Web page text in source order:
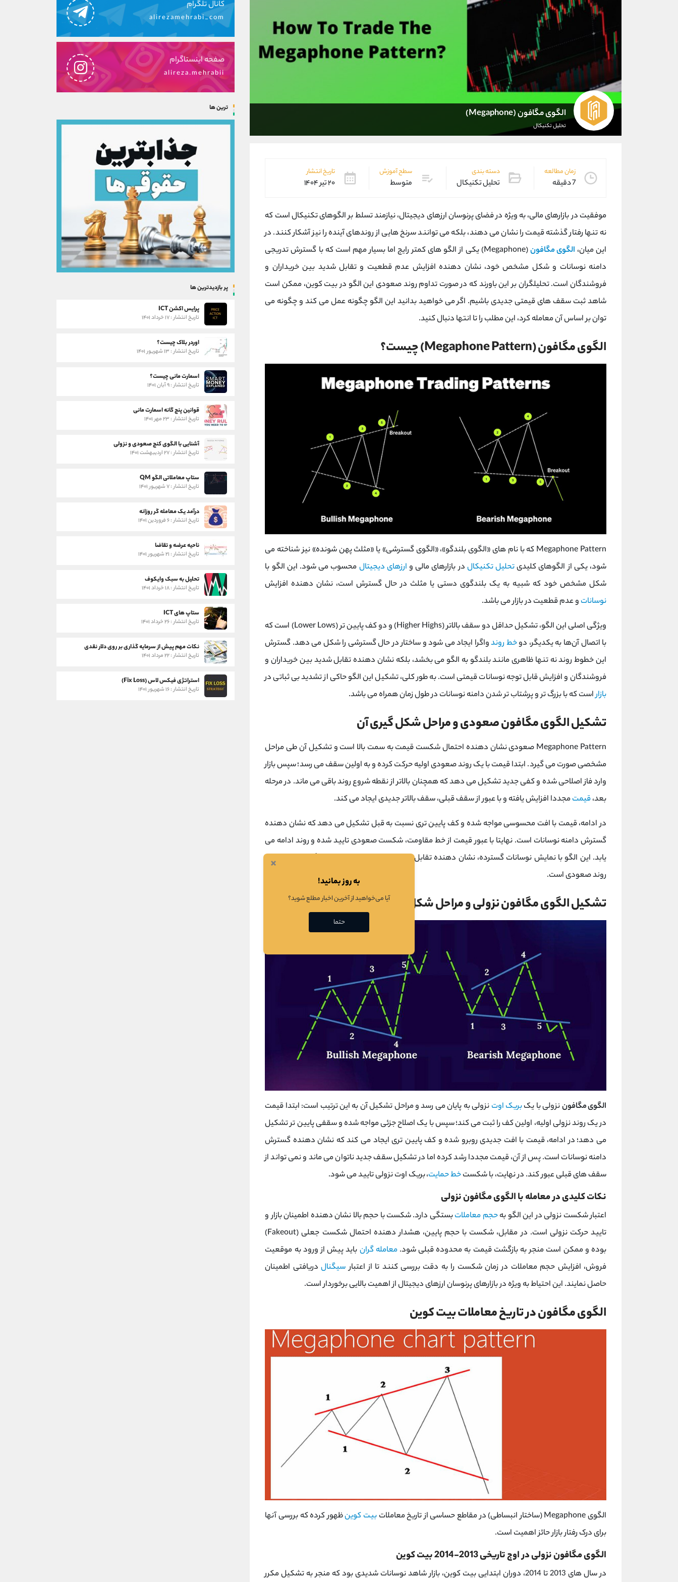
الگوی مگافون (Megaphone)
تحلیل تکنیکال
زمان مطالعه
7 دقیقه
دسته بندی
تحلیل تکنیکال
سطح آموزش
متوسط
تاریخ انتشار
۲۰ تیر ۱۴۰۴
موفقیت در بازارهای مالی، به‌ ویژه در فضای پرنوسان ارزهای دیجیتال، نیازمند تسلط بر الگوهای تکنیکال است که
نه‌ تنها رفتار گذشته قیمت را نشان می ‌دهند، بلکه می ‌توانند سرنخ ‌هایی از روندهای آینده را نیز آشکار کنند. در
این میان، الگوی مگافون
(Megaphone) یکی از الگو های کمتر رایج اما بسیار مهم است که با گسترش تدریجی
دامنه نوسانات و شکل مشخص خود، نشان ‌دهنده افزایش عدم ‌قطعیت و تقابل شدید بین خریداران و
فروشندگان است. تحلیلگران بر این باورند که در صورت تداوم روند صعودی این الگو در بیت ‌کوین، ممکن است
شاهد ثبت سقف ‌های قیمتی جدیدی باشیم. اگر می ‌خواهید بدانید این الگو چگونه عمل می‌ کند و چگونه می‌
توان بر اساس آن معامله کرد، این مطلب را تا انتها دنبال کنید.
الگوی مگافون (Megaphone Pattern) چیست؟
Megaphone Pattern که با نام‌ های «الگوی بلندگو»، «الگوی گسترشی» یا «مثلث پهن ‌شونده» نیز شناخته می‌
شود، یکی از الگوهای کلیدیتحلیل تکنیکال در بازارهای مالی و ارزهای دیجیتال محسوب می ‌شود. این الگو با
شکل مشخص خود که شبیه به یک بلندگوی دستی یا مثلث در حال گسترش است، نشان‌ دهنده افزایش
نوسانات و عدم قطعیت در بازار می ‌باشد.
ویژگی اصلی این الگو، تشکیل حداقل دو سقف بالاتر (Higher Highs) و دو کف پایین‌ تر (Lower Lows) است که
با اتصال آن‌ها به یکدیگر، دوخط روندواگرا ایجاد می ‌شود و ساختار در حال گسترشی را شکل می‌ دهد. گسترش
این خطوط روند نه ‌تنها ظاهری مانند بلندگو به الگو می ‌بخشد، بلکه نشان ‌دهنده تقابل شدید بین خریداران و
فروشندگان و افزایش قابل توجه نوسانات قیمتی است. به طور کلی، تشکیل این الگو حاکی از تشدید بی ‌ثباتی در
بازاراست که با بزرگ ‌تر و پرشتاب ‌تر شدن دامنه نوسانات در طول زمان همراه می ‌باشد.
تشکیل الگوی مگافون صعودی و مراحل شکل‌ گیری آن
Megaphone Pattern صعودی نشان ‌دهنده احتمال شکست قیمت به سمت بالا است و تشکیل آن طی مراحل
مشخصی صورت می گیرد. ابتدا قیمت با یک روند صعودی اولیه حرکت کرده و به اولین سقف می ‌رسد؛ سپس بازار
وارد فاز اصلاحی شده و کفی جدید تشکیل می ‌دهد که همچنان بالاتر از نقطه شروع روند باقی می ‌ماند. در مرحله
بعد،قیمتمجددا افزایش یافته و با عبور از سقف قبلی، سقف بالاتر جدیدی ایجاد می ‌کند.
در ادامه، قیمت با افت محسوسی مواجه شده و کف پایین ‌تری نسبت به قبل تشکیل می‌ دهد که نشان ‌دهنده
گسترش دامنه نوسانات است. نهایتا با عبور قیمت از خط مقاومت، شکست صعودی تایید شده و روند ادامه می‌
یابد. این الگو با نمایش نوسانات گسترده، نشان‌ دهنده تقابل شدید بین خریداران و فروشندگان قبل از ادامه
روند صعودی است.
تشکیل الگوی مگافون نزولی و مراحل شکل‌ گیری آن
الگوی مگافوننزولی با یکبریک ‌اوت نزولی به پایان می ‌رسد و مراحل تشکیل آن به این ترتیب است: ابتدا قیمت
در یک روند نزولی اولیه، اولین کف را ثبت می کند؛ سپس با یک اصلاح جزئی مواجه شده و سقفی پایین ‌تر تشکیل
می‌ دهد؛ در ادامه، قیمت با افت جدیدی روبرو شده و کف پایین ‌تری ایجاد می کند که نشان‌ دهنده گسترش
دامنه نوسانات است. پس از آن، قیمت مجددا رشد کرده اما در تشکیل سقف جدید ناتوان می‌ ماند و نمی ‌تواند از
سقف ‌های قبلی عبور کند. در نهایت، با شکستخط حمایت، بریک ‌اوت نزولی تایید می ‌شود.
نکات کلیدی در معامله با الگوی مگافون نزولی
اعتبار شکست نزولی در این الگو بهحجم معاملاتبستگی دارد. شکست با حجم بالا نشان ‌دهنده اطمینان بازار و
تایید حرکت نزولی است. در مقابل، شکست با حجم پایین، هشدار دهنده احتمال شکست جعلی (Fakeout)
بوده و ممکن است منجر به بازگشت قیمت به محدوده قبلی شود.معامله ‌گران باید پیش از ورود به موقعیت
فروش، افزایش حجم معاملات در زمان شکست را به دقت بررسی کنند تا از اعتبارسیگنالدریافتی اطمینان
حاصل نمایند. این احتیاط به ویژه در بازارهای پرنوسان ارزهای دیجیتال از اهمیت بالایی برخوردار است.
الگوی مگافون در تاریخ معاملات بیت‌ کوین
الگوی Megaphone (ساختار انبساطی) در مقاطع حساسی از تاریخ معاملات بیت‌ کوینظهور کرده که بررسی آنها
برای درک رفتار بازار حائز اهمیت است.
الگوی مگافون نزولی در اوج تاریخی 2013-2014 بیت‌ کوین
در سال ‌های 2013 تا 2014، دوران ابتدایی بیت ‌کوین، بازار شاهد نوسانات شدیدی بود که منجر به تشکیل مکرر
کانال تلگرام
alirezamehrabi_com
صفحه اینستاگرام
alireza.mehrabii
ترین ها
پر بازدیدترین ها
پرایس اکشن ICT
تاریخ انتشار : ۱۷ خرداد ۱۴۰۱
اوردر بلاک چیست؟
تاریخ انتشار : ۱۳ شهریور ۱۴۰۱
اسمارت مانی چیست؟
تاریخ انتشار : ۹ آبان ۱۴۰۱
قوانین پنج گانه اسمارت مانی
تاریخ انتشار : ۲۳ مهر ۱۴۰۱
آشنایی با الگوی کنج صعودی و نزولی
تاریخ انتشار : ۲۷ اردیبهشت ۱۴۰۱
ستاپ معاملاتی الگو QM
تاریخ انتشار : ۷ شهریور ۱۴۰۱
درآمد یک معامله گر روزانه
تاریخ انتشار : ۶ فروردین ۱۴۰۱
ناحیه عرضه و تقاضا
تاریخ انتشار : ۲۱ شهریور ۱۴۰۱
تحلیل به سبک وایکوف
تاریخ انتشار : ۱۸ خرداد ۱۴۰۱
ستاپ های ICT
تاریخ انتشار : ۲۶ خرداد ۱۴۰۱
نکات مهم پیش از سرمایه گذاری بر روی دلار نقدی
تاریخ انتشار : ۲۲ مرداد ۱۴۰۱
استراتژی فیکس لاس (Fix Loss)
تاریخ انتشار : ۱۶ شهریور ۱۴۰۱
×
به روز بمانید!
آیا می‌خواهید از آخرین اخبار مطلع شوید؟
حتما